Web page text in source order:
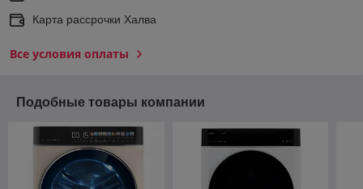
Карта рассрочки Халва
Все условия оплаты
Подобные товары компании